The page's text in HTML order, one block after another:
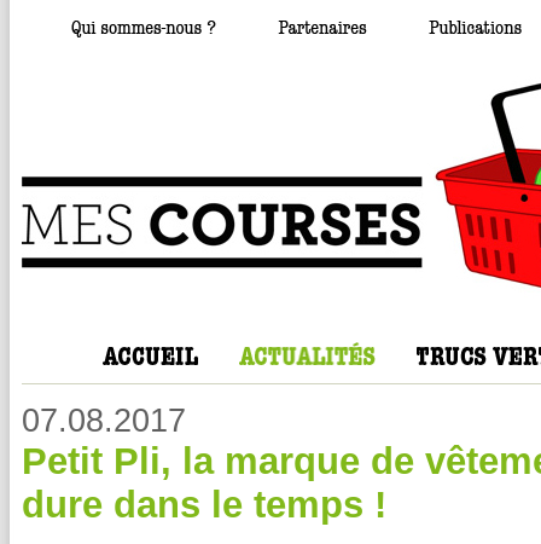
07.08.2017
Petit Pli, la marque de
dure dans le temps !